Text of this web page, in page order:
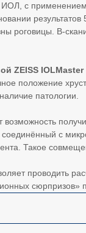
ИОЛ, с
роговицы. В-
ZEISS IOLMaster
положение
патологии.
возможность
с
Такое
проводить
сюрпризов»